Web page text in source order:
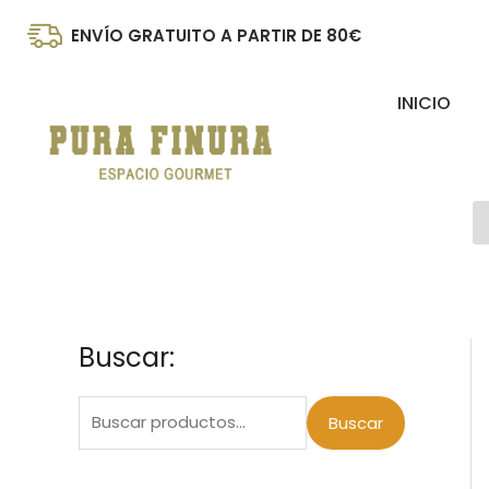
ENVÍO GRATUITO A PARTIR DE 80€
INICIO
Buscar:
B
c
Buscar